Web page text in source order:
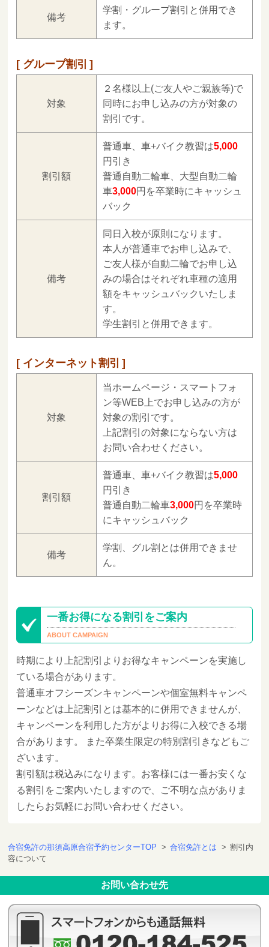
備考
学割・グループ割引と併用でき
ます。
グループ割引
対象
２名様以上(ご友人やご親族等)で
同時にお申し込みの方が対象の
割引です。
割引額
普通車、車+バイク教習は5,000
円引き
普通自動二輪車、大型自動二輪
車3,000円を卒業時にキャッシュ
バック
備考
同日入校が原則になります。
本人が普通車でお申し込みで、
ご友人様が自動二輪でお申し込
みの場合はそれぞれ車種の適用
額をキャッシュバックいたしま
す。
学生割引と併用できます。
インターネット割引
対象
当ホームページ・スマートフォ
ン等WEB上でお申し込みの方が
対象の割引です。
上記割引の対象にならない方は
お問い合わせください。
割引額
普通車、車+バイク教習は5,000
円引き
普通自動二輪車3,000円を卒業時
にキャッシュバック
備考
学割、グル割とは併用できませ
ん。
一番お得になる割引をご案内
時期により上記割引よりお得なキャンペーンを実施し
ている場合があります。
普通車オフシーズンキャンペーンや個室無料キャンペ
ーンなどは上記割引とは基本的に併用できませんが、
キャンペーンを利用した方がよりお得に入校できる場
合があります。 また卒業生限定の特別割引きなどもご
ざいます。
割引額は税込みになります。お客様には一番お安くな
る割引をご案内いたしますので、ご不明な点がありま
したらお気軽にお問い合わせください。
合宿免許の那須高原合宿予約センターTOP > 合宿免許とは > 割引内
容について
お問い合わせ先